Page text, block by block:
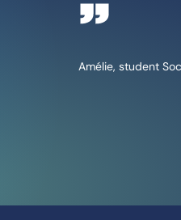
Amélie, student